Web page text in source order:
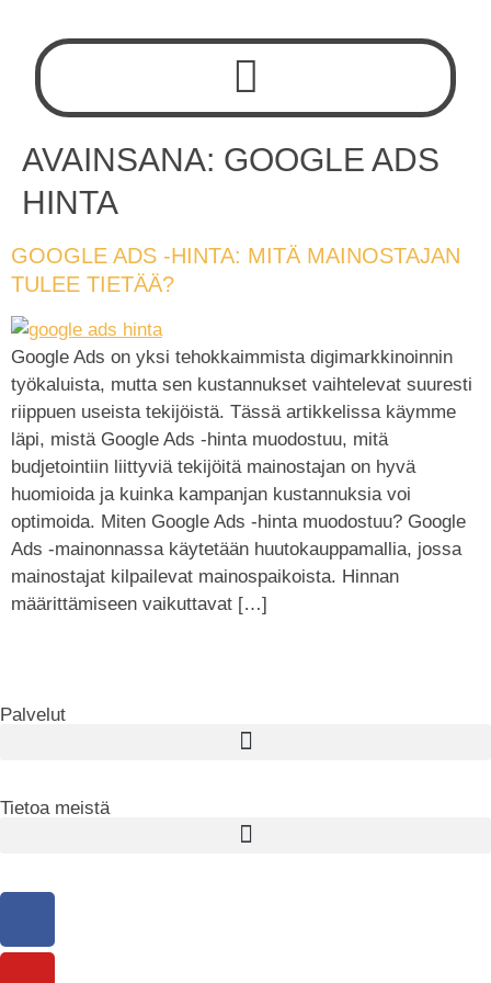
AVAINSANA: GOOGLE ADS
HINTA
GOOGLE ADS -HINTA: MITÄ MAINOSTAJAN
TULEE TIETÄÄ?
Google Ads on yksi tehokkaimmista digimarkkinoinnin
työkaluista, mutta sen kustannukset vaihtelevat suuresti
riippuen useista tekijöistä. Tässä artikkelissa käymme
läpi, mistä Google Ads -hinta muodostuu, mitä
budjetointiin liittyviä tekijöitä mainostajan on hyvä
huomioida ja kuinka kampanjan kustannuksia voi
optimoida. Miten Google Ads -hinta muodostuu? Google
Ads -mainonnassa käytetään huutokauppamallia, jossa
mainostajat kilpailevat mainospaikoista. Hinnan
määrittämiseen vaikuttavat […]
Palvelut
Tietoa meistä